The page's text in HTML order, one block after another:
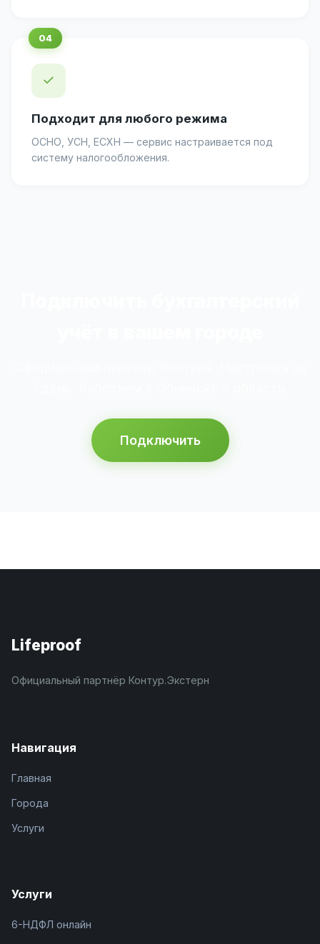
✓
Подходит для любого режима
ОСНО, УСН, ЕСХН — сервис настраивается под
систему налогообложения.
Подключить
Lifeproof
Официальный партнёр Контур.Экстерн
Навигация
Главная
Города
Услуги
Услуги
6-НДФЛ онлайн